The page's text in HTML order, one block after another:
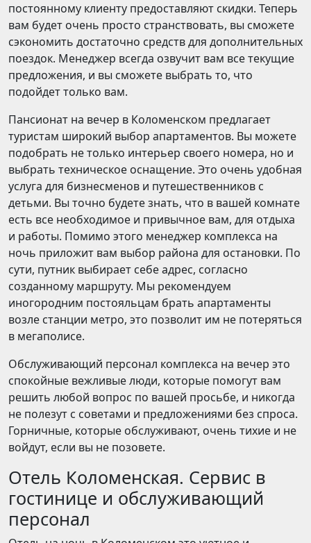
постоянному клиенту предоставляют скидки. Теперь
вам будет очень просто странствовать, вы сможете
сэкономить достаточно средств для дополнительных
поездок. Менеджер всегда озвучит вам все текущие
предложения, и вы сможете выбрать то, что
подойдет только вам.
Пансионат на вечер в Коломенском предлагает
туристам широкий выбор апартаментов. Вы можете
подобрать не только интерьер своего номера, но и
выбрать техническое оснащение. Это очень удобная
услуга для бизнесменов и путешественников с
детьми. Вы точно будете знать, что в вашей комнате
есть все необходимое и привычное вам, для отдыха
и работы. Помимо этого менеджер комплекса на
ночь приложит вам выбор района для остановки. По
сути, путник выбирает себе адрес, согласно
созданному маршруту. Мы рекомендуем
иногородним постояльцам брать апартаменты
возле станции метро, это позволит им не потеряться
в мегаполисе.
Обслуживающий персонал комплекса на вечер это
спокойные вежливые люди, которые помогут вам
решить любой вопрос по вашей просьбе, и никогда
не полезут с советами и предложениями без спроса.
Горничные, которые обслуживают, очень тихие и не
войдут, если вы не позовете.
Отель Коломенская. Сервис в
гостинице и обслуживающий
персонал